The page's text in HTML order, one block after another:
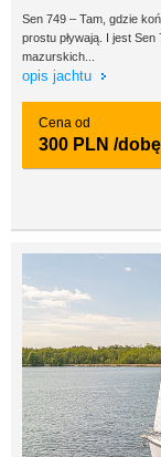
Sen 749 – Tam, gdzie
prostu pływają. I jest
mazurskich...
opis jachtu
Cena od
300 PLN /dobę